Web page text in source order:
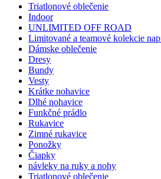
Triatlonové oblečenie
Indoor
UNLIMITED OFF ROAD
Limitované a teamové kolekcie
Dámske oblečenie
Dresy
Bundy
Vesty
Krátke nohavice
Dlhé nohavice
Funkčné prádlo
Rukavice
Zimné rukavice
Ponožky
Čiapky
návleky na ruky a nohy
Triatlonové oblečenie